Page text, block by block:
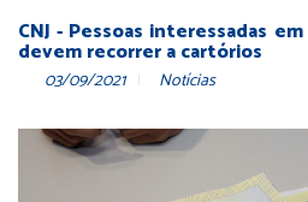
CNJ - Pessoas interessadas
devem recorrer a cartórios
03/09/2021 Notícias